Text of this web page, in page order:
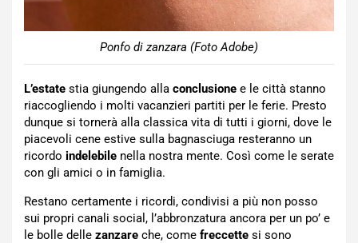
Ponfo di zanzara (Foto Adobe)
L’estate stia giungendo alla conclusione e le città stanno
riaccogliendo i molti vacanzieri partiti per le ferie. Presto
dunque si tornerà alla classica vita di tutti i giorni, dove le
piacevoli cene estive sulla bagnasciuga resteranno un
ricordo indelebile nella nostra mente. Così come le serate
con gli amici o in famiglia.
Restano certamente i ricordi, condivisi a più non posso
sui propri canali social, l’abbronzatura ancora per un po’ e
le bolle delle zanzare che, come freccette si sono